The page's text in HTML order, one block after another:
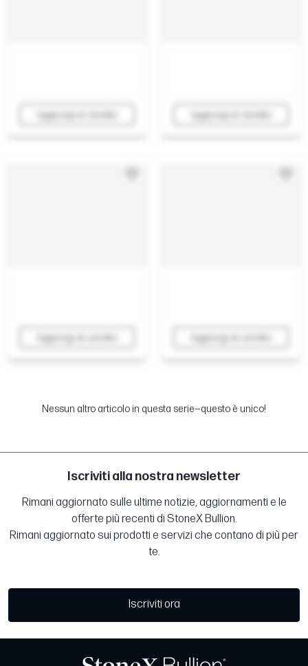
Aggiungi al carrello Aggiungi al carrello
Aggiungi al carrello Aggiungi al carrello
Nessun altro articolo in questa serie—questo è unico!
Iscriviti alla nostra newsletter
Rimani aggiornato sulle ultime notizie, aggiornamenti e le
offerte più recenti di StoneX Bullion.
Rimani aggiornato sui prodotti e servizi che contano di più per
te.
Iscriviti ora